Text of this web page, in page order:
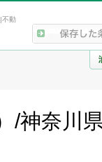
不動
神奈川